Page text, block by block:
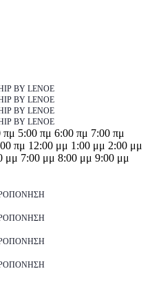
BY LENOE
BY LENOE
BY LENOE
BY LENOE
πμ 5:00 πμ 6:00 πμ 7:00 πμ
πμ 12:00 μμ 1:00 μμ 2:00 μμ
μμ 7:00 μμ 8:00 μμ 9:00 μμ